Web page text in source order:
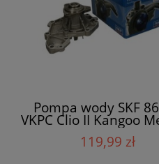
Pompa wody SKF
VKPC Clio II Kangoo
I Laguna I Scenic I
119,99 zł